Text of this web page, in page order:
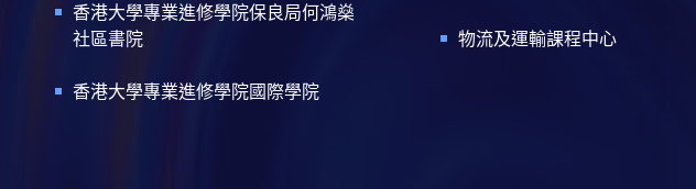
香港大學專業進修學院保良局何鴻燊
社區書院
香港大學專業進修學院國際學院
物流及運輸課程中心